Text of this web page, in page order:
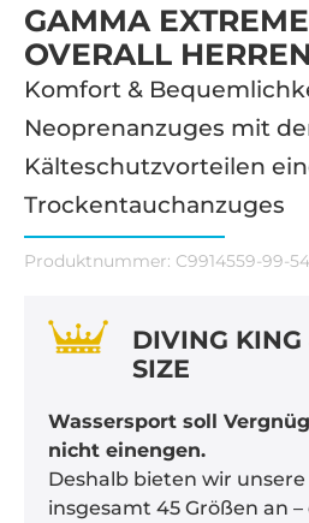
GAMMA
OVERALL
Komfort &
Neoprenanzuges mit
Kälteschutzvorteilen
Trockentauchanzuges
Produktnummer: C9914559-99-
DIVING KING
SIZE
Wassersport soll
nicht einengen.
Deshalb bieten wir
insgesamt 45 Größen an